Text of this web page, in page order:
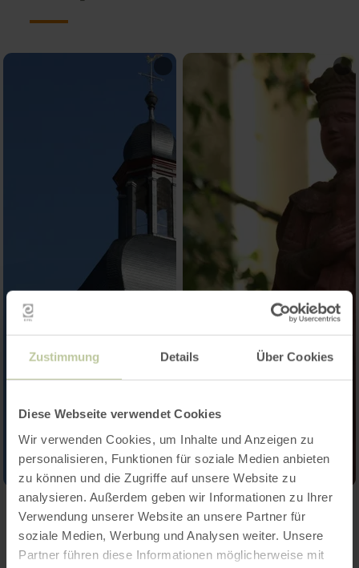
Zustimmung Details Über Cookies
Diese Webseite verwendet Cookies
Wir verwenden Cookies, um Inhalte und Anzeigen zu
personalisieren, Funktionen für soziale Medien anbieten
zu können und die Zugriffe auf unsere Website zu
analysieren. Außerdem geben wir Informationen zu Ihrer
Verwendung unserer Website an unsere Partner für
soziale Medien, Werbung und Analysen weiter. Unsere
Partner führen diese Informationen möglicherweise mit
Contact